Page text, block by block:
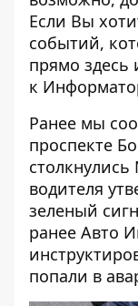
Если Вы
событий,
прямо здесь
к
Ранее мы
проспекте
водителя
зеленый
ранее Авто
попали в